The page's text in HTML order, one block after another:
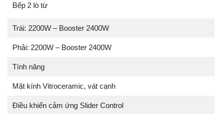
Bếp 2 lò từ
Trái: 2200W – Booster 2400W
Phải: 2200W – Booster 2400W
Tính năng
Mặt kính Vitroceramic, vát cạnh
Ðiều khiển cảm ứng Slider Control